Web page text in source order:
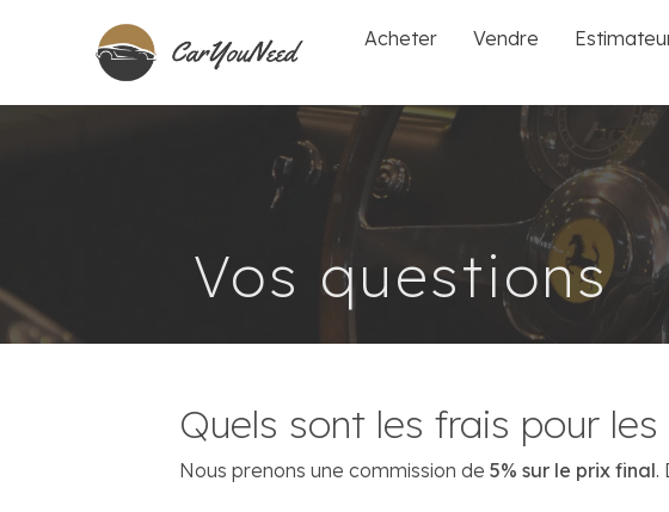
Acheter Vendre
Vos questions
Quels sont les frais pour les
Nous prenons une commission de 5% sur le prix final.